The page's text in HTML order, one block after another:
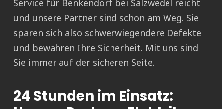
Service für Benkendorf bei Salzwedel reicht
und unsere Partner sind schon am Weg. Sie
sparen sich also schwerwiegendere Defekte
und bewahren Ihre Sicherheit. Mit uns sind
Sie immer auf der sicheren Seite.
24 Stunden im Einsatz: